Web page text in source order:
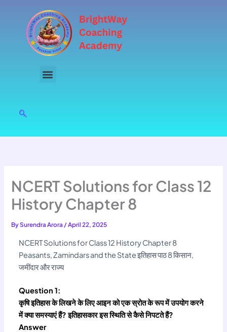
content
NCERT Solutions for Class 12
History Chapter 8
BySurendra Arora/April 22, 2025
NCERT Solutions for Class 12 History Chapter 8
Peasants, Zamindars and the State इतिहास पाठ 8 किसान,
जमींदार और राज्य
Question 1:
कृषि इतिहास के लिखने के लिए आइन को एक स्रोत के रूप में उपयोग करने
में क्या समस्याएं हैं? इतिहासकार इस स्थिति से कैसे निपटते हैं?
Answer